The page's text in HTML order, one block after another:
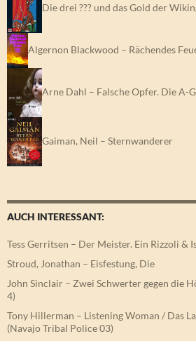
Die drei ??? und das Gold der
Algernon Blackwood – Rächendes
Arne Dahl – Falsche Opfer. Die A-
Gaiman, Neil – Sternwanderer
AUCH INTERESSANT:
Tess Gerritsen – Der Meister. Ein Rizzoli &
Stroud, Jonathan – Eisfestung, Die
John Sinclair – Zwei Schwerter gegen die
4)
Tony Hillerman – Listening Woman / Das
(Navajo Tribal Police 03)